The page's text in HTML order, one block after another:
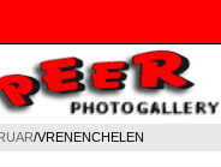
/VRENENCHELEN